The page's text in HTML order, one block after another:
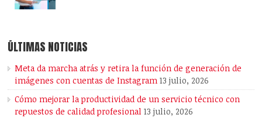
ÚLTIMAS NOTICIAS
Meta da marcha atrás y retira la función de generación de
imágenes con cuentas de Instagram 13 julio, 2026
Cómo mejorar la productividad de un servicio técnico con
repuestos de calidad profesional 13 julio, 2026